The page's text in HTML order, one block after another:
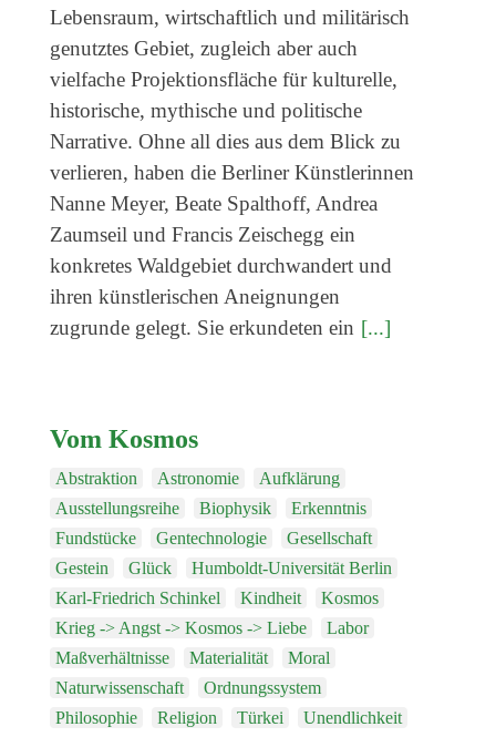
Lebensraum, wirtschaftlich und militärisch
genutz­tes Gebiet, zugleich aber auch
vielfache Projektionsfläche für kulturelle,
historische, mythische und politische
Narrative. Ohne all dies aus dem Blick zu
verlieren, haben die Berliner Künstlerinnen
Nanne Meyer, Beate Spalthoff, Andrea
Zaumseil und Francis Zeischegg ein
konkretes Waldgebiet durchwandert und
ihren künstlerischen Aneignungen
zugrunde gelegt. Sie erkundeten ein [...]
Vom Kosmos
Abstraktion Astronomie
Aufklärung
Ausstellungsreihe
Biophysik
Erkenntnis
Fundstücke
Gentechnologie
Gesellschaft
Gestein
Glück
Humboldt-Universität Berlin
Karl-Friedrich Schinkel
Kindheit
Kosmos
Krieg -> Angst -> Kosmos -> Liebe
Labor
Maßverhältnisse
Materialität
Moral
Naturwissenschaft
Ordnungssystem
Philosophie
Religion Türkei
Unendlichkeit